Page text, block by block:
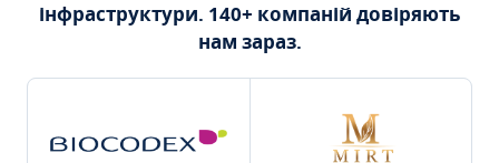
інфраструктури. 140+ компаній довіряють
нам зараз.